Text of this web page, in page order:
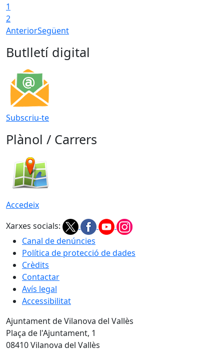
1
2
AnteriorSegüent
Butlletí digital
Subscriu-te
Plànol / Carrers
Accedeix
Xarxes socials:
Canal de denúncies
Política de protecció de dades
Crèdits
Contactar
Avís legal
Accessibilitat
Ajuntament de Vilanova del Vallès
Plaça de l'Ajuntament, 1
08410 Vilanova del Vallès